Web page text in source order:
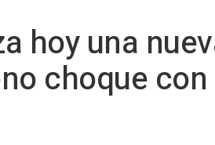
hoy una
choque